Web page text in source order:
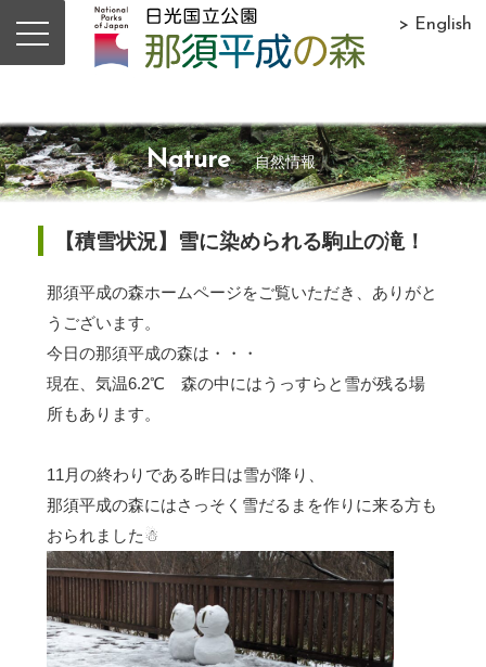
> English
Nature 自然情報
【積雪状況】雪に染められる駒止の滝！
那須平成の森ホームページをご覧いただき、ありがと
うございます。
今日の那須平成の森は・・・
現在、気温6.2℃ 森の中にはうっすらと雪が残る場
所もあります。
11月の終わりである昨日は雪が降り、
那須平成の森にはさっそく雪だるまを作りに来る方も
おられました☃